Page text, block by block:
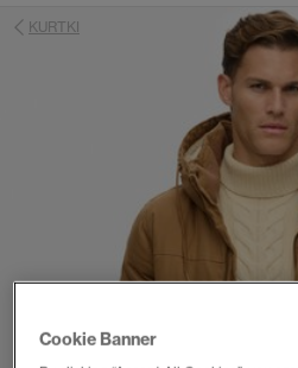
KURTKI
Cookie Banner